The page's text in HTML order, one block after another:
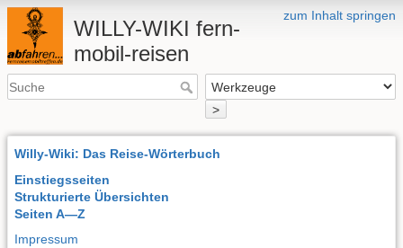
zum Inhalt springen
WILLY-WIKI fern-
mobil-reisen
>
Willy-Wiki: Das Reise-Wörterbuch
Einstiegsseiten
Strukturierte Übersichten
Seiten A—Z
Impressum